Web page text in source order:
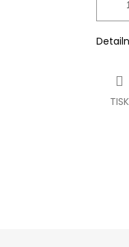
TISK